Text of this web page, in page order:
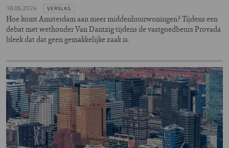
18.06.2024 VERSLAG
Hoe komt Amsterdam aan meer middenhuurwoningen? Tijdens een
debat met wethouder Van Dantzig tijdens de vastgoedbeurs Provada
bleek dat dat geen gemakkelijke zaak is.